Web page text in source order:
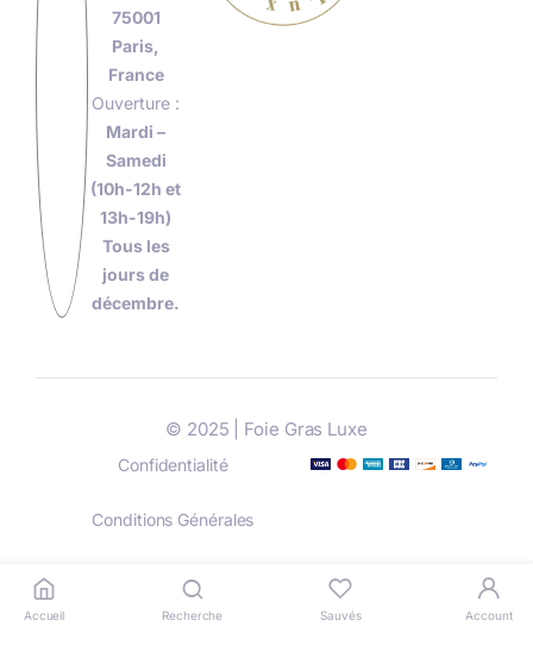
Accueil Recherche Sauvés Account
75001
Paris,
France
Ouverture :
Mardi –
Samedi
(10h-12h et
13h-19h)
Tous les
jours de
décembre.
© 2025 | Foie Gras Luxe
Confidentialité
Conditions Générales